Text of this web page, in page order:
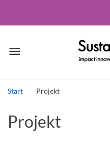
menu
Meny
Start Projekt
Projekt